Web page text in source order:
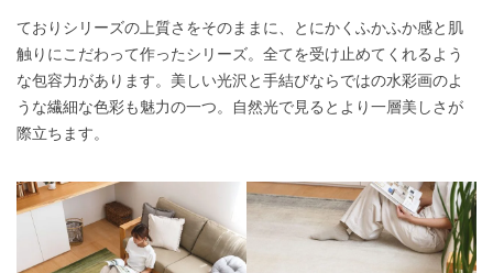
ておりシリーズの上質さをそのままに、とにかくふかふか感と肌
触りにこだわって作ったシリーズ。全てを受け止めてくれるよう
な包容力があります。美しい光沢と手結びならではの水彩画のよ
うな繊細な色彩も魅力の一つ。自然光で見るとより一層美しさが
際立ちます。